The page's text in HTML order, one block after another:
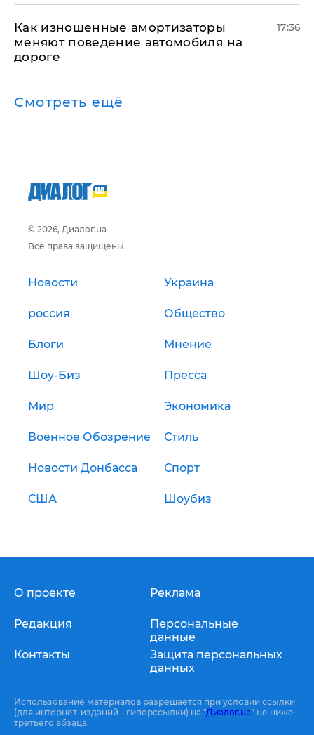
Как изношенные амортизаторы
меняют поведение автомобиля на
дороге
17:36
Смотреть ещё
© 2026, Диалог.ua
Все права защищены.
Новости Украина
россия Общество
Блоги Мнение
Шоу-Биз Пресса
Мир Экономика
Военное Обозрение Стиль
Новости Донбасса Спорт
США Шоубиз
О проекте
Редакция
Контакты
Реклама
Персональные
данные
Защита персональных
данных
Использование материалов разрешается при условии ссылки
(для интернет-изданий - гиперссылки) на "Диалог.ua" не ниже
третьего абзаца.